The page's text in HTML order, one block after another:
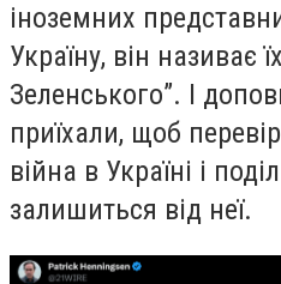
іноземних
Україну, він називає
Зеленського”. І
приїхали, щоб
війна в Україні і
залишиться від неї.